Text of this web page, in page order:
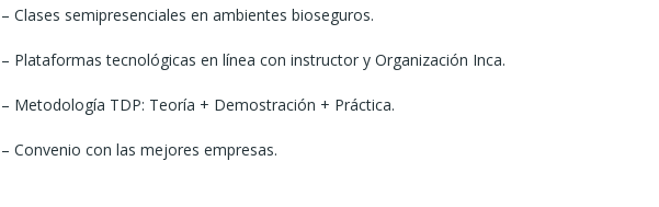
– Clases semipresenciales en ambientes bioseguros.
– Plataformas tecnológicas en línea con instructor y Organización Inca.
– Metodología TDP: Teoría + Demostración + Práctica.
– Convenio con las mejores empresas.